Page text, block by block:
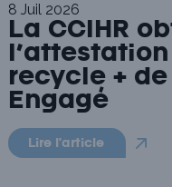
8 Juil 2026
La CCIHR
recycle +
Engagé
Lire l'article